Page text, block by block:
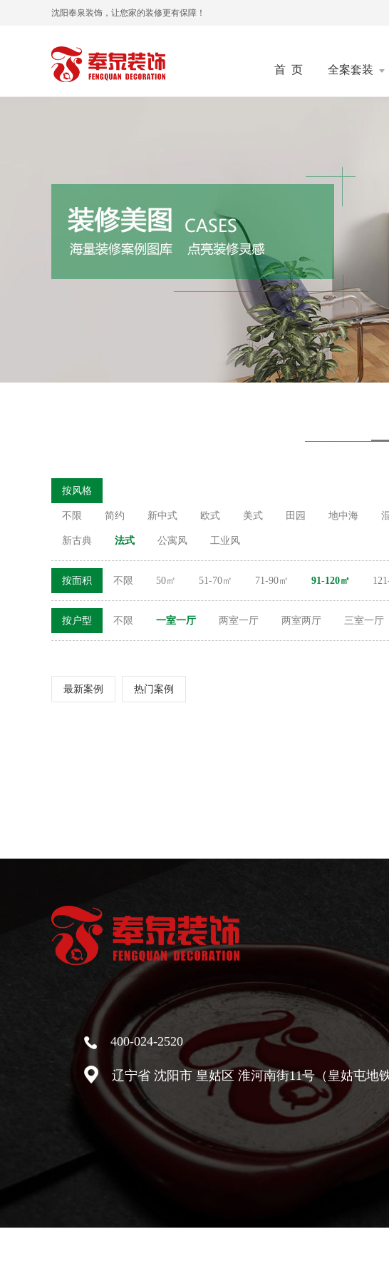
沈阳奉泉装饰，让您家的装修更有保障！
首 页 全案套装
按风格
不限 简约 新中式 欧式 美式 田园 地中海
新古典 法式 公寓风 工业风
按面积 不限 50㎡ 51-70㎡ 71-90㎡ 91-120㎡
按户型 不限 一室一厅 两室一厅 两室两厅 三室一厅
最新案例 热门案例
400-024-2520
辽宁省 沈阳市 皇姑区 淮河南街11号（皇姑屯地